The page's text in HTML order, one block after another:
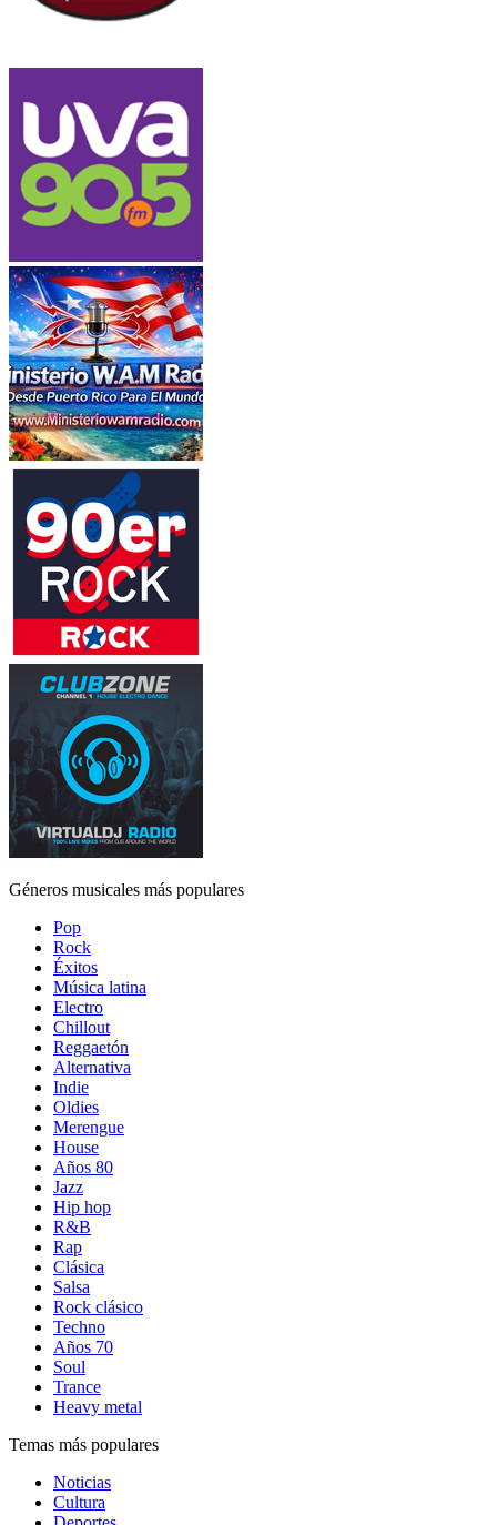
Géneros musicales más populares
Pop
Rock
Éxitos
Música latina
Electro
Chillout
Reggaetón
Alternativa
Indie
Oldies
Merengue
House
Años 80
Jazz
Hip hop
R&B
Rap
Clásica
Salsa
Rock clásico
Techno
Años 70
Soul
Trance
Heavy metal
Temas más populares
Noticias
Cultura